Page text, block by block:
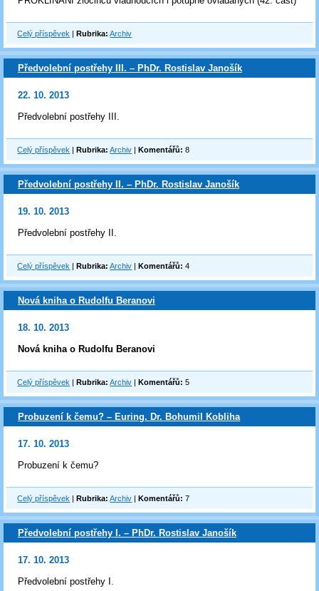
Celý příspěvek |Rubrika: Archiv
Předvolební postřehy III. – PhDr. Rostislav Janošík
22. 10. 2013
Předvolební postřehy III.
Celý příspěvek |Rubrika: Archiv |Komentářů: 8
Předvolební postřehy II. – PhDr. Rostislav Janošík
19. 10. 2013
Předvolební postřehy II.
Celý příspěvek |Rubrika: Archiv |Komentářů: 4
Nová kniha o Rudolfu Beranovi
18. 10. 2013
Nová kniha o Rudolfu Beranovi
Celý příspěvek |Rubrika: Archiv |Komentářů: 5
Probuzení k čemu? – Euring. Dr. Bohumil Kobliha
17. 10. 2013
Probuzení k čemu?
Celý příspěvek |Rubrika: Archiv |Komentářů: 7
Předvolební postřehy I. – PhDr. Rostislav Janošík
17. 10. 2013
Předvolební postřehy I.